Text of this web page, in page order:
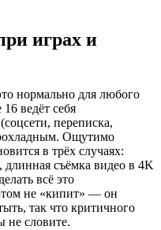
играх и
нормально для любого
ведёт себя
переписка,
Ощутимо
в трёх случаях:
съёмка видео в 4K
всё это
не «кипит» — он
так что критичного
не словите.